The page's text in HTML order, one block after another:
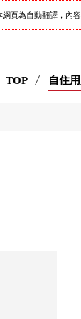
網頁為自動翻譯，內容
TOP 自住